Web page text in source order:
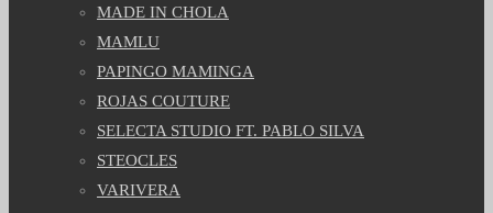
MADE IN CHOLA
MAMLU
PAPINGO MAMINGA
ROJAS COUTURE
SELECTA STUDIO FT. PABLO SILVA
STEOCLES
VARIVERA